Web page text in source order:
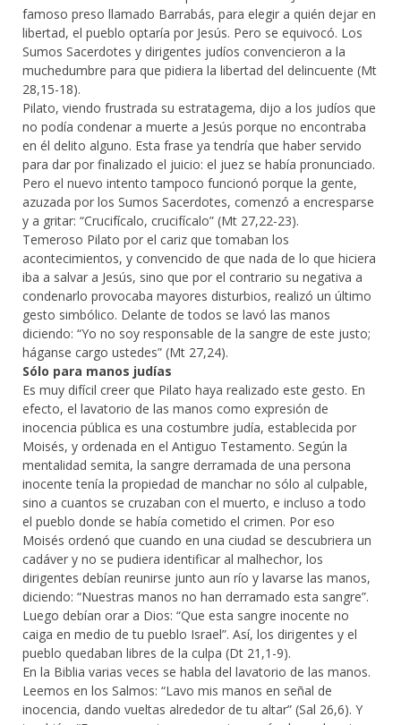
famoso preso llamado Barrabás, para elegir a quién dejar en
libertad, el pueblo optaría por Jesús. Pero se equivocó. Los
Sumos Sacerdotes y dirigentes judíos convencieron a la
muchedumbre para que pidiera la libertad del delincuente (Mt
28,15-18).
Pilato, viendo frustrada su estratagema, dijo a los judíos que
no podía condenar a muerte a Jesús porque no encontraba
en él delito alguno. Esta frase ya tendría que haber servido
para dar por finalizado el juicio: el juez se había pronunciado.
Pero el nuevo intento tampoco funcionó porque la gente,
azuzada por los Sumos Sacerdotes, comenzó a encresparse
y a gritar: “Crucifícalo, crucifícalo” (Mt 27,22-23).
Temeroso Pilato por el cariz que tomaban los
acontecimientos, y convencido de que nada de lo que hiciera
iba a salvar a Jesús, sino que por el contrario su negativa a
condenarlo provocaba mayores disturbios, realizó un último
gesto simbólico. Delante de todos se lavó las manos
diciendo: “Yo no soy responsable de la sangre de este justo;
háganse cargo ustedes” (Mt 27,24).
Sólo para manos judías
Es muy difícil creer que Pilato haya realizado este gesto. En
efecto, el lavatorio de las manos como expresión de
inocencia pública es una costumbre judía, establecida por
Moisés, y ordenada en el Antiguo Testamento. Según la
mentalidad semita, la sangre derramada de una persona
inocente tenía la propiedad de manchar no sólo al culpable,
sino a cuantos se cruzaban con el muerto, e incluso a todo
el pueblo donde se había cometido el crimen. Por eso
Moisés ordenó que cuando en una ciudad se descubriera un
cadáver y no se pudiera identificar al malhechor, los
dirigentes debían reunirse junto aun río y lavarse las manos,
diciendo: “Nuestras manos no han derramado esta sangre”.
Luego debían orar a Dios: “Que esta sangre inocente no
caiga en medio de tu pueblo Israel”. Así, los dirigentes y el
pueblo quedaban libres de la culpa (Dt 21,1-9).
En la Biblia varias veces se habla del lavatorio de las manos.
Leemos en los Salmos: “Lavo mis manos en señal de
inocencia, dando vueltas alrededor de tu altar” (Sal 26,6). Y